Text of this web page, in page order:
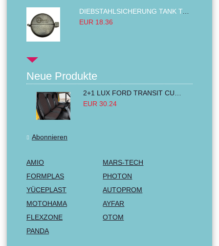
DIEBSTAHLSICHERUNG TANK TANKDECKEL DIESELTANK KRAFTSTOFFTANKDECKEL VERRIEGELUNG PASSEND FÜR LKW PKW TRAKTOREN BAGGER 80MM
EUR 18.36
Neue Produkte
EUR 30.24
Abonnieren
AMIO
MARS-TECH
FORMPLAS
PHOTON
YÜCEPLAST
AUTOPROM
MOTOHAMA
AYFAR
FLEXZONE
OTOM
PANDA